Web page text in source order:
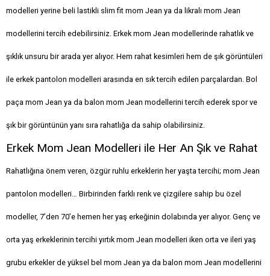
modelleri yerine beli lastikli slim fit mom Jean ya da likralı mom Jean
modellerini tercih edebilirsiniz. Erkek mom Jean modellerinde rahatlık ve
şıklık unsuru bir arada yer alıyor. Hem rahat kesimleri hem de şık görüntüleri
ile erkek pantolon modelleri arasında en sık tercih edilen parçalardan. Bol
paça mom Jean ya da balon mom Jean modellerini tercih ederek spor ve
şık bir görüntünün yanı sıra rahatlığa da sahip olabilirsiniz.
Erkek Mom Jean Modelleri ile Her An Şık ve Rahat
Rahatlığına önem veren, özgür ruhlu erkeklerin her yaşta tercihi; mom Jean
pantolon modelleri… Birbirinden farklı renk ve çizgilere sahip bu özel
modeller, 7’den 70’e hemen her yaş erkeğinin dolabında yer alıyor. Genç ve
orta yaş erkeklerinin tercihi yırtık mom Jean modelleri iken orta ve ileri yaş
grubu erkekler de yüksel bel mom Jean ya da balon mom Jean modellerini